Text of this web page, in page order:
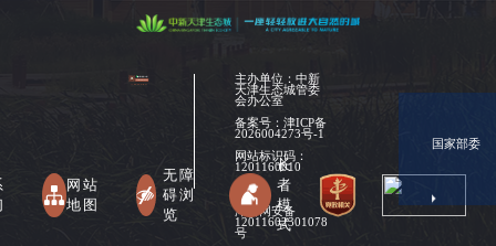
主办单位：中新
天津生态城管委
会办公室
备案号： 津ICP备
2026004273号-1
网站标识码：
1201160010
津公网安备
12011602301078
号
网站
地图
无障
碍浏
览
长
者
模
式
国家部委